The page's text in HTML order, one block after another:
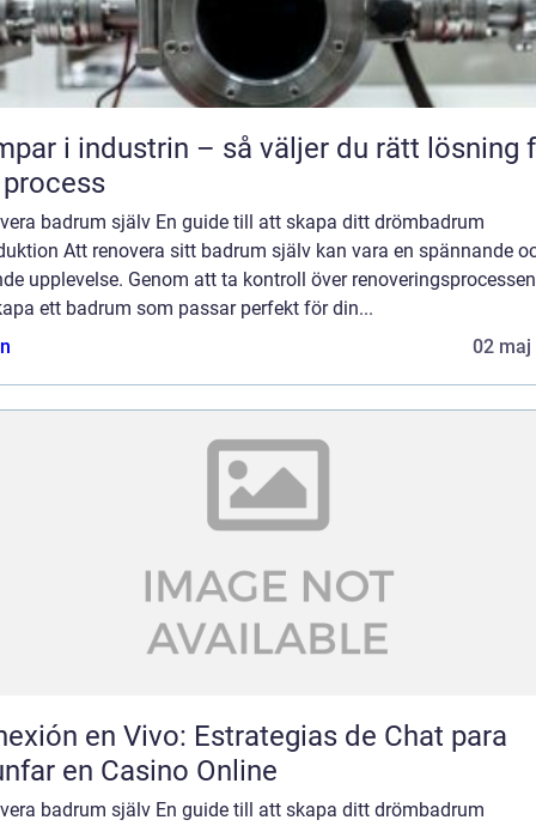
i industrin – så väljer du rätt lösning
badrum själv En guide till att skapa ditt drömbadrum
Att renovera sitt badrum själv kan vara en spännande
upplevelse. Genom att ta kontroll över
ett badrum som passar perfekt för din...
02 maj
en Vivo: Estrategias de Chat para
en Casino Online
badrum själv En guide till att skapa ditt drömbadrum